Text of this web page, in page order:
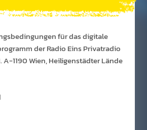
für das digi­tale
der Radio Eins Priva­tradio
A-1190 Wien, Heili­gen­städter Lände